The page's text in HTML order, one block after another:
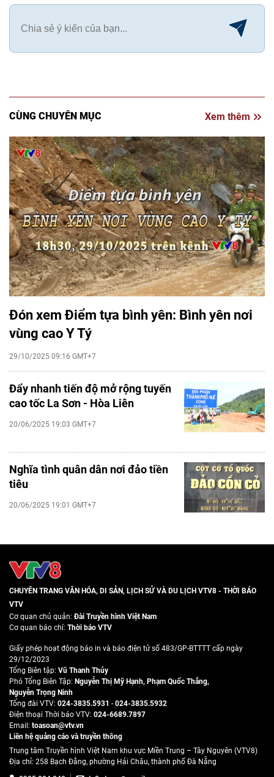
CÙNG CHUYÊN MỤC Xem thêm
Đón xem Điểm tựa bình yên: Bình yên nơi
vùng cao Y Tý
29/10/2025 09:16 GMT+7
Đẩy nhanh tiến độ mở rộng tuyến
cao tốc La Sơn - Hòa Liên
20/06/2025 19:03 GMT+7
Nghĩa tình quân dân nơi đảo tiền
tiêu
20/06/2025 19:01 GMT+7
CHUYÊN TRANG VĂN HÓA, DI SẢN, LỊCH SỬ VÀ DU LỊCH VTV8 - THỜI BÁO
VTV
Cơ quan chủ quản:Đài Truyền hình Việt Nam
Cơ quan báo chí: Thời báo VTV
Giấy phép hoạt động báo in và báo điện tử số 483/GP-BTTTT cấp ngày
29/12/2023
Tổng Biên tập: Vũ Thanh Thủy
Phó Tổng Biên Tập: Nguyễn Thị Mỹ Hạnh, Phạm Quốc Thắng,
Nguyễn Trọng Ninh
Tổng đài VTV: 024-3835.5931 - 024-3835.5932
Ðiện thoại Thời báo VTV: 024-6689.7897
Email: toasoan@vtv.vn
Liên hệ quảng cáo và truyền thông
Trung tâm Truyền hình Việt Nam khu vực Miền Trung – Tây Nguyên (VTV8)
Địa chỉ: 258 Bạch Đằng, phường Hải Châu, thành phố Đà Nẵng